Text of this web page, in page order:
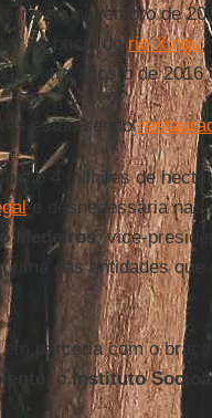
em novembro de
na bacia dorio Xingu,
entre agosto de 2016
estão sendo
4 milhões de
e desnecessária nas
Medeiros, vice-
, uma das entidades
parceria com o
, oInstituto